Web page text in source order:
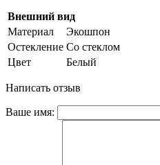
Внешний вид
Материал
Экошпон
Остекление Со стеклом
Цвет
Белый
Написать отзыв
Ваше имя: